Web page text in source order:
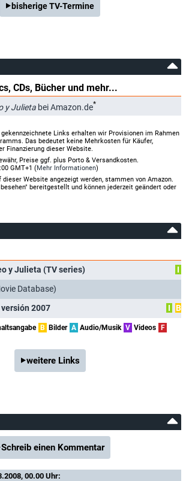
bisherige TV-Termine
CDs, Bücher und mehr...
y Julieta bei Amazon.de*
Links erhalten wir Provisionen im Rahmen
Das bedeutet keine Mehrkosten für Käufer,
Finanzierung dieser Website.
Preise ggf. plus Porto & Versandkosten.
GMT+1 (Mehr Informationen)
Website angezeigt werden, stammen von Amazon.
bereitgestellt und können jederzeit geändert oder
y Julieta (TV series)
I
Database)
2007
I B
B Bilder A Audio/Musik V Videos F
weitere Links
Schreib einen Kommentar
00.00 Uhr: